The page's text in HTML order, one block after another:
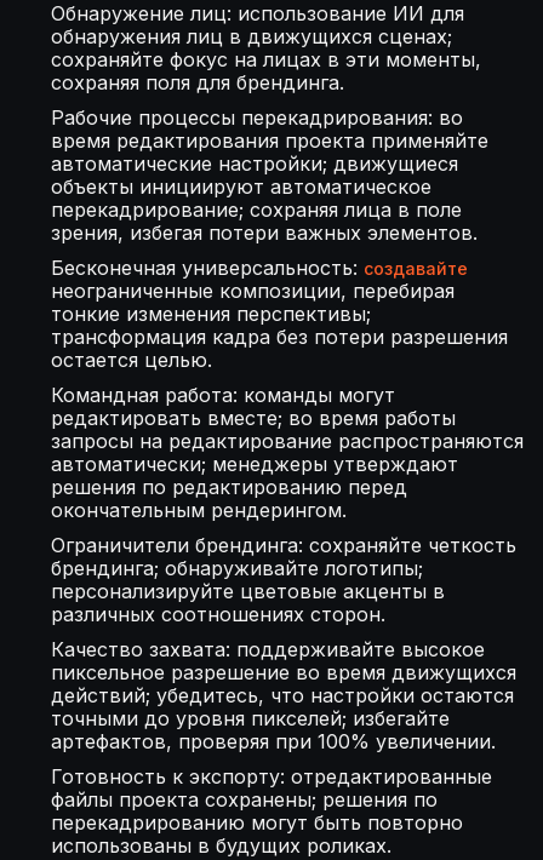
Обнаружение лиц: использование ИИ для
обнаружения лиц в движущихся сценах;
сохраняйте фокус на лицах в эти моменты,
сохраняя поля для брендинга.
Рабочие процессы перекадрирования: во
время редактирования проекта применяйте
автоматические настройки; движущиеся
объекты инициируют автоматическое
перекадрирование; сохраняя лица в поле
зрения, избегая потери важных элементов.
Бесконечная универсальность: создавайте
неограниченные композиции, перебирая
тонкие изменения перспективы;
трансформация кадра без потери разрешения
остается целью.
Командная работа: команды могут
редактировать вместе; во время работы
запросы на редактирование распространяются
автоматически; менеджеры утверждают
решения по редактированию перед
окончательным рендерингом.
Ограничители брендинга: сохраняйте четкость
брендинга; обнаруживайте логотипы;
персонализируйте цветовые акценты в
различных соотношениях сторон.
Качество захвата: поддерживайте высокое
пиксельное разрешение во время движущихся
действий; убедитесь, что настройки остаются
точными до уровня пикселей; избегайте
артефактов, проверяя при 100% увеличении.
Готовность к экспорту: отредактированные
файлы проекта сохранены; решения по
перекадрированию могут быть повторно
использованы в будущих роликах.